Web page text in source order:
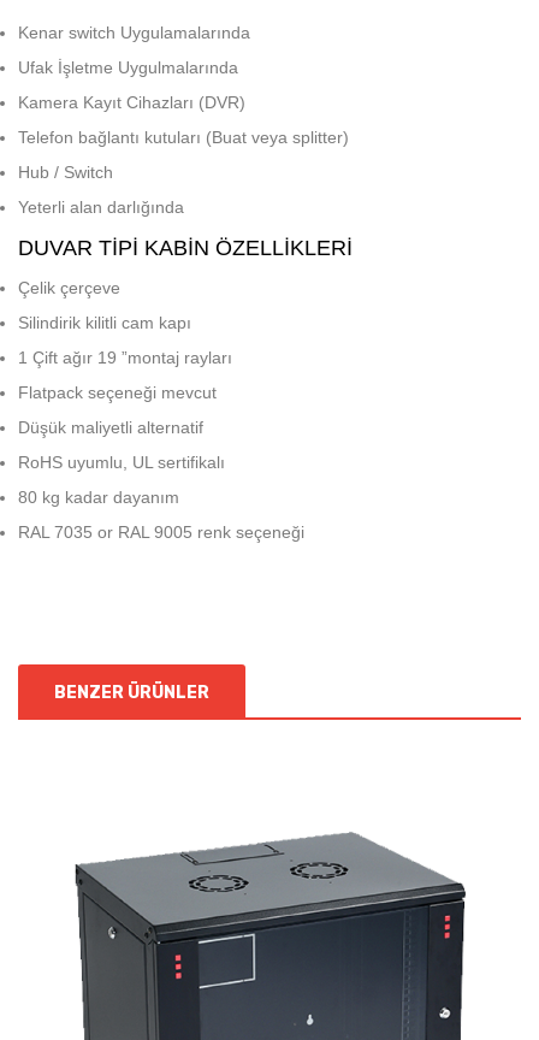
Kenar switch Uygulamalarında
Ufak İşletme Uygulmalarında
Kamera Kayıt Cihazları (DVR)
Telefon bağlantı kutuları (Buat veya splitter)
Hub / Switch
Yeterli alan darlığında
DUVAR TIPI KABIN ÖZELLIKLERI
Çelik çerçeve
Silindirik kilitli cam kapı
1 Çift ağır 19 ”montaj rayları
Flatpack seçeneği mevcut
Düşük maliyetli alternatif
RoHS uyumlu, UL sertifikalı
80 kg kadar dayanım
RAL 7035 or RAL 9005 renk seçeneği
BENZER ÜRÜNLER